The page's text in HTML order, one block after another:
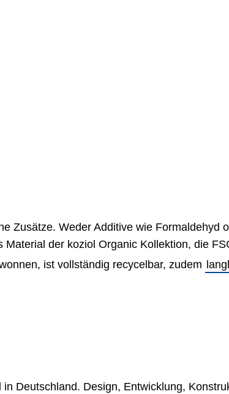
Zusätze. Weder Additive wie Formaldehyd
der koziol Organic Kollektion, die
ist vollständig recycelbar, zudem
Deutschland. Design, Entwicklung,